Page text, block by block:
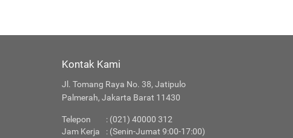
Kontak Kami
Jl. Tomang Raya No. 38, Jatipulo
Palmerah, Jakarta Barat 11430
Telepon
: (021) 40000 312
Jam Kerja
: (Senin-Jumat 9:00-17:00)